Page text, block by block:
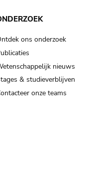
ons onderzoek
nieuws
& studieverblijven
onze teams